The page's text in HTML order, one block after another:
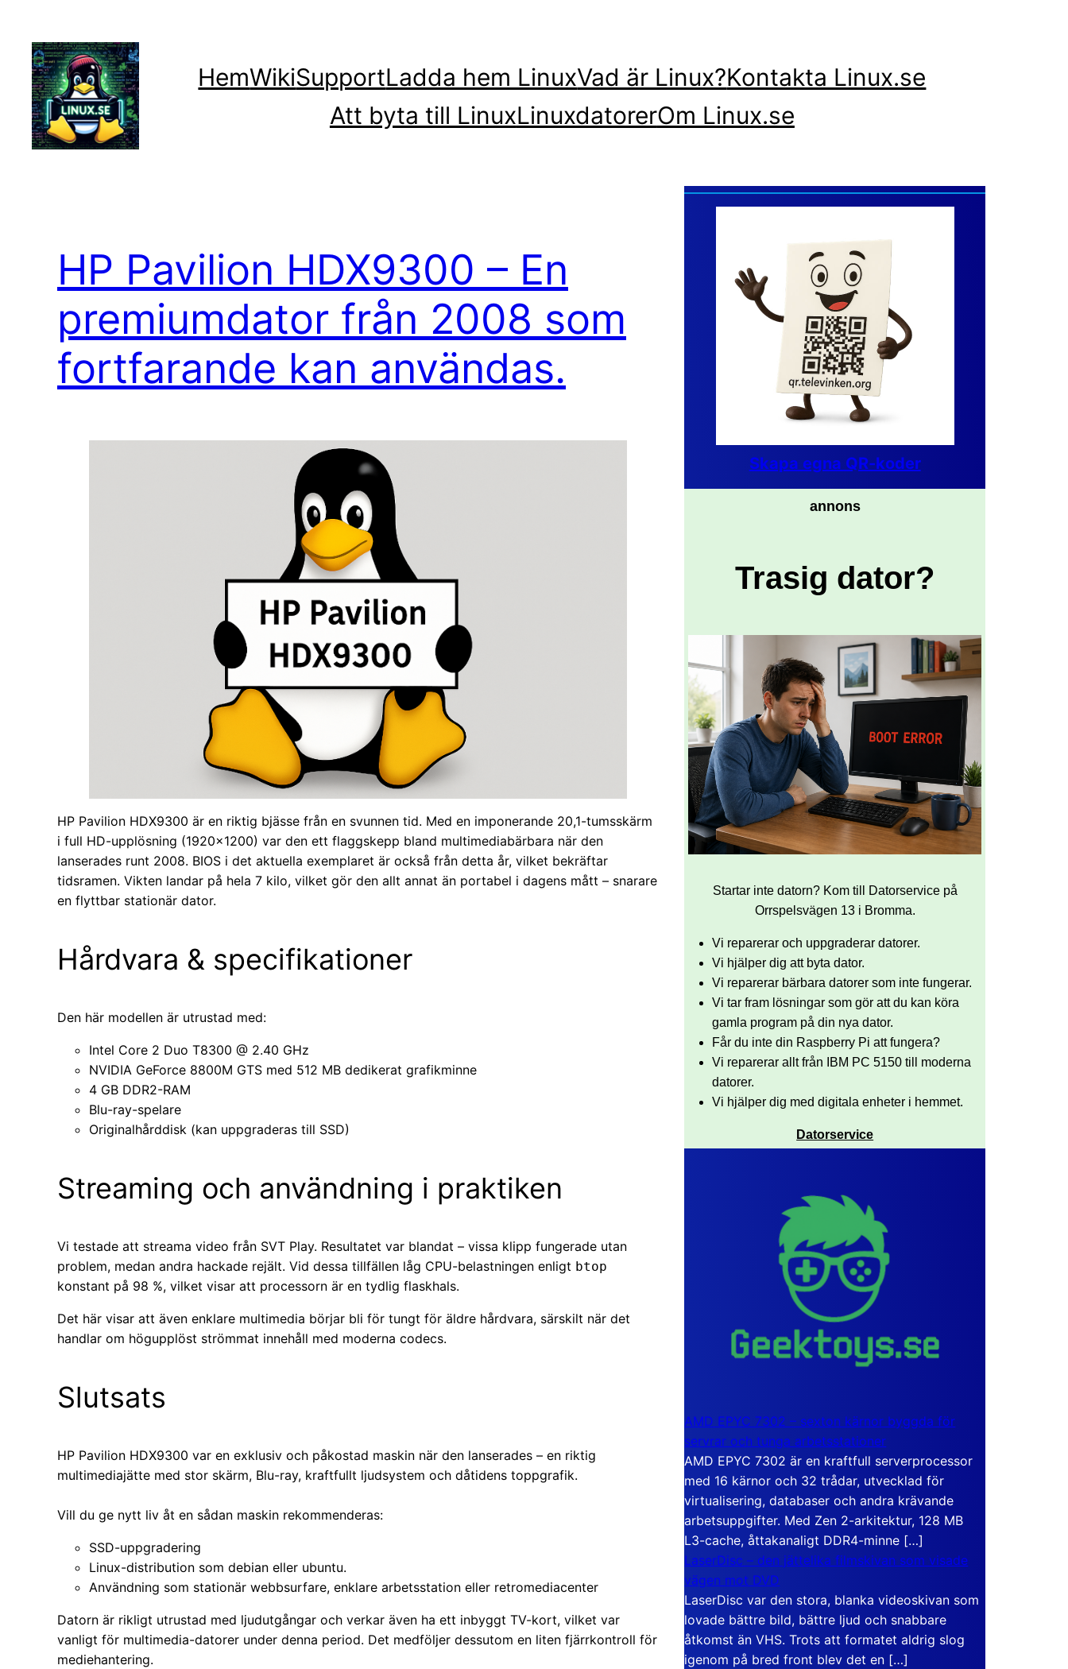
innehåll
HemWikiSupportLadda hem LinuxVad är Linux?Kontakta Linux.se
Att byta till LinuxLinuxdatorerOm Linux.se
HP Pavilion HDX9300 – En
premiumdator från 2008 som
fortfarande kan användas.
HP Pavilion HDX9300 är en riktig bjässe från en svunnen tid. Med en imponerande 20,1-tumsskärm
i full HD-upplösning (1920×1200) var den ett flaggskepp bland multimediabärbara när den
lanserades runt 2008. BIOS i det aktuella exemplaret är också från detta år, vilket bekräftar
tidsramen. Vikten landar på hela 7 kilo, vilket gör den allt annat än portabel i dagens mått – snarare
en flyttbar stationär dator.
Hårdvara & specifikationer
Den här modellen är utrustad med:
Intel Core 2 Duo T8300 @ 2.40 GHz
NVIDIA GeForce 8800M GTS med 512 MB dedikerat grafikminne
4 GB DDR2-RAM
Blu-ray-spelare
Originalhårddisk (kan uppgraderas till SSD)
Streaming och användning i praktiken
Vi testade att streama video från SVT Play. Resultatet var blandat – vissa klipp fungerade utan
problem, medan andra hackade rejält. Vid dessa tillfällen låg CPU-belastningen enligt btop
konstant på 98 %, vilket visar att processorn är en tydlig flaskhals.
Det här visar att även enklare multimedia börjar bli för tungt för äldre hårdvara, särskilt när det
handlar om högupplöst strömmat innehåll med moderna codecs.
Slutsats
HP Pavilion HDX9300 var en exklusiv och påkostad maskin när den lanserades – en riktig
multimediajätte med stor skärm, Blu-ray, kraftfullt ljudsystem och dåtidens toppgrafik.
Vill du ge nytt liv åt en sådan maskin rekommenderas:
SSD-uppgradering
Linux-distribution som debian eller ubuntu.
Användning som stationär webbsurfare, enklare arbetsstation eller retromediacenter
Datorn är rikligt utrustad med ljudutgångar och verkar även ha ett inbyggt TV-kort, vilket var
vanligt för multimedia-datorer under denna period. Det medföljer dessutom en liten fjärrkontroll för
mediehantering.
Skapa egna QR-koder
annons
Trasig dator?
Startar inte datorn? Kom till Datorservice på
Orrspelsvägen 13 i Bromma.
Vi reparerar och uppgraderar datorer.
Vi hjälper dig att byta dator.
Vi reparerar bärbara datorer som inte fungerar.
Vi tar fram lösningar som gör att du kan köra
gamla program på din nya dator.
Får du inte din Raspberry Pi att fungera?
Vi reparerar allt från IBM PC 5150 till moderna
datorer.
Vi hjälper dig med digitala enheter i hemmet.
Datorservice
AMD EPYC 7302 – sexton kärnor byggda för
servrar och tunga arbetsstationer
AMD EPYC 7302 är en kraftfull serverprocessor
med 16 kärnor och 32 trådar, utvecklad för
virtualisering, databaser och andra krävande
arbetsuppgifter. Med Zen 2-arkitektur, 128 MB
L3-cache, åttakanaligt DDR4-minne […]
LaserDisc – den jättelika filmskivan som visade
vägen mot DVD
LaserDisc var den stora, blanka videoskivan som
lovade bättre bild, bättre ljud och snabbare
åtkomst än VHS. Trots att formatet aldrig slog
igenom på bred front blev det en […]